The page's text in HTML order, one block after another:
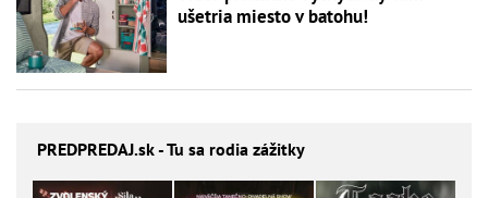
ušetria miesto v batohu!
PREDPREDAJ.sk - Tu sa rodia zážitky